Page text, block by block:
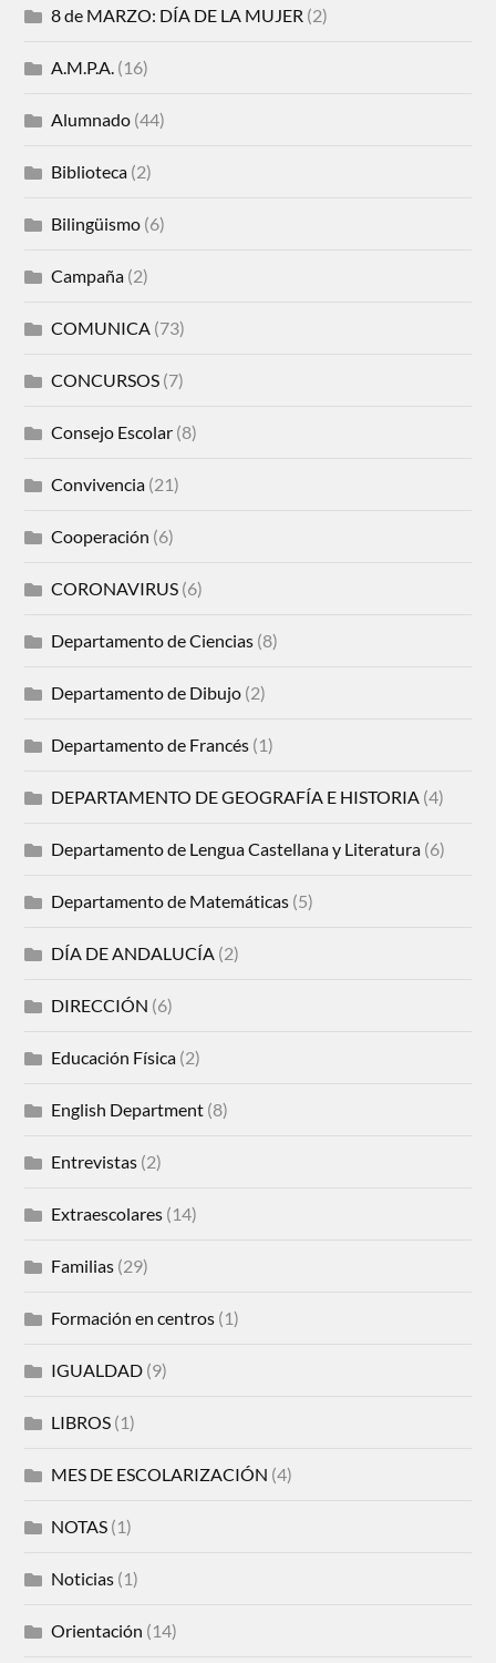
8 de MARZO: DÍA DE LA MUJER (2)
A.M.P.A. (16)
Alumnado (44)
Biblioteca (2)
Bilingüismo (6)
Campaña (2)
COMUNICA (73)
CONCURSOS (7)
Consejo Escolar (8)
Convivencia (21)
Cooperación (6)
CORONAVIRUS (6)
Departamento de Ciencias (8)
Departamento de Dibujo (2)
Departamento de Francés (1)
DEPARTAMENTO DE GEOGRAFÍA E HISTORIA (4)
Departamento de Lengua Castellana y Literatura (6)
Departamento de Matemáticas (5)
DÍA DE ANDALUCÍA (2)
DIRECCIÓN (6)
Educación Física (2)
English Department (8)
Entrevistas (2)
Extraescolares (14)
Familias (29)
Formación en centros (1)
IGUALDAD (9)
LIBROS (1)
MES DE ESCOLARIZACIÓN (4)
NOTAS (1)
Noticias (1)
Orientación (14)